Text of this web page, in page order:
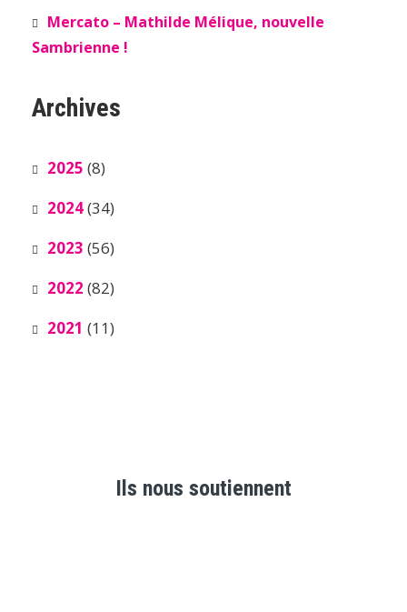
Mercato – Mathilde Mélique, nouvelle
Sambrienne !
Archives
2025 (8)
2024(34)
2023 (56)
2022 (82)
2021 (11)
Ils nous soutiennent